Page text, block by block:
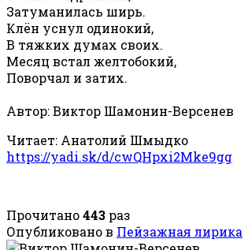
Затуманилась ширь.
Клён уснул одинокий,
В тяжких думах своих.
Месяц встал желтобокий,
Поворчал и затих.
Автор: Виктор Шамонин-Версенев
Читает: Анатолий Шмыдко
https://yadi.sk/d/cwQHpxi2Mke9gg
Прочитано443 раз
Опубликовано в Пейзажная лирика